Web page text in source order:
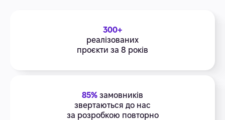
300+
реалізованих
проєкти за 8 років
85% замовників
звертаються до нас
за розробкою повторно